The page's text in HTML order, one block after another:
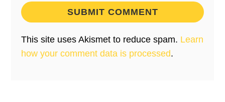
This site uses Akismet to reduce spam. Learn
how your comment data is processed.